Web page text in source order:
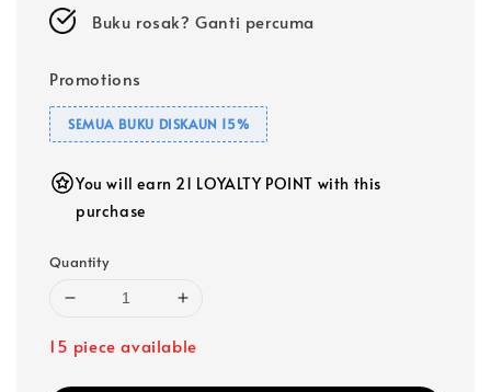
Buku rosak? Ganti percuma
Promotions
SEMUA BUKU DISKAUN 15%
You will earn 21 LOYALTY POINT with this
purchase
Quantity
15 piece available